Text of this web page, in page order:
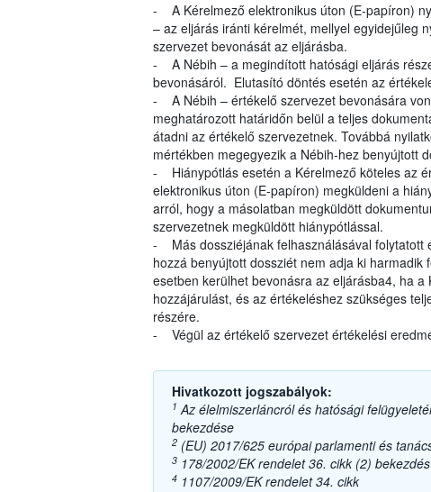
- A Kérelmező elektronikus úton (E-papíron)
– az eljárás iránti kérelmét, mellyel egyidejűleg
szervezet bevonását az eljárásba.
- A Nébih – a megindított hatósági eljárás
bevonásáról. Elutasító döntés esetén az
- A Nébih – értékelő szervezet bevonására
meghatározott határidőn belül a teljes
átadni az értékelő szervezetnek. Továbbá
mértékben megegyezik a Nébih-hez benyújtott
- Hiánypótlás esetén a Kérelmező köteles az
elektronikus úton (E-papíron) megküldeni a
arról, hogy a másolatban megküldött
szervezetnek megküldött hiánypótlással.
- Más dossziéjának felhasználásával folytatott
hozzá benyújtott dossziét nem adja ki
esetben kerülhet bevonásra az eljárásba4, ha
hozzájárulást, és az értékeléshez szükséges
részére.
- Végül az értékelő szervezet értékelési
Hivatkozott jogszabályok:
1 Az élelmiszerláncról és hatósági
bekezdése
2(EU) 2017/625 európai parlamenti és
3178/2002/EK rendelet 36. cikk (2) bekezdés
41107/2009/EK rendelet 34. cikk